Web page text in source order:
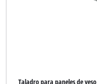
Taladro para paneles de yeso